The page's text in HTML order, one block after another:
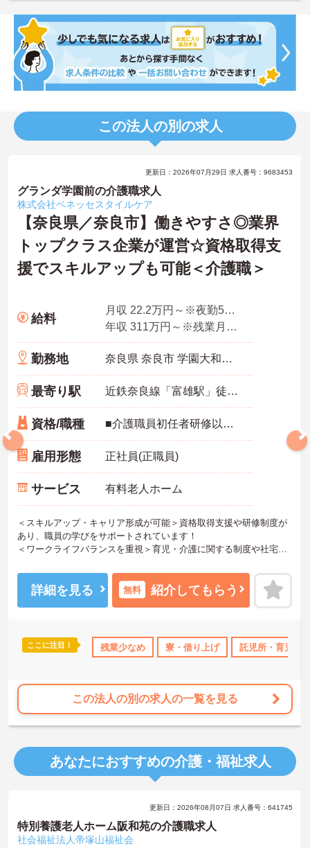
この法人の別の求人
寮・借り上げ 託児所・育児補助 無資格OK 年間休日110
更新日：2026年07月29日 求人番号：9683453
グランダ学園前の介護職求人
株式会社ベネッセスタイルケア
【奈良県／奈良市】働きやすさ◎業界
トップクラス企業が運営☆資格取得支
援でスキルアップも可能＜介護職＞
給料
月収 22.2万円～※夜勤5回想定
年収 311万円～※残業月10時間、夜勤平均5回、各種手当・賞与を含んだ例です
勤務地 奈良県 奈良市 学園大和町5-748-1
最寄り駅 近鉄奈良線「富雄駅」徒歩12分
資格/職種 ■介護職員初任者研修以上 ※無資格の方も応募可（資格支援制度あり）
雇用形態 正社員(正職員)
サービス 有料老人ホーム
＜スキルアップ・キャリア形成が可能＞資格取得支援や研修制度が
あり、職員の学びをサポートされています！
＜ワークライフバランスを重視＞育児・介護に関する制度や社宅制
＜寄り添ったケアの実施＞利用者さまに深く寄り添ったサービスの
提供を目指し、職員の専門性を高めるような人材育成にも注力され
詳細を見る 無料 紹介してもらう
ここに注目！ 残業少なめ 寮・借り上げ 託児所・育児補
この法人の別の求人の一覧を見る
あなたにおすすめの介護・福祉求人
更新日：2026年08月07日 求人番号：641745
特別養護老人ホーム阪和苑の介護職求人
社会福祉法人帝塚山福祉会